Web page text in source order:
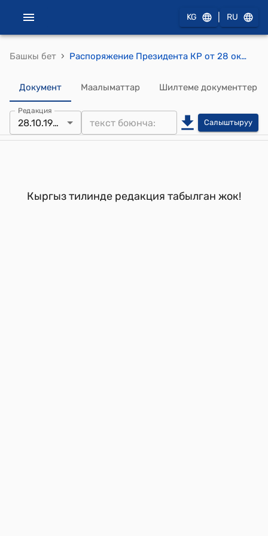
KG RU
Башкы бет › Распоряжение Президента КР от 28 октября 1997 года РП №309 "О присуждении президентской премии предпринимателям"
Документ Маалыматтар Шилтеме документтер
Редакция
28.10.1997 Салыштыруу
Кыргыз тилинде редакция табылган жок!